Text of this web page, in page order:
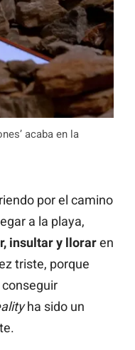
acaba en la
por el camino
a la playa,
insultar y lloraren
triste, porque
ha sido un